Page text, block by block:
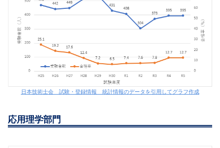
日本技術士会 試験・登録情報 統計情報のデータを引用してグラフ作成
応用理学部門